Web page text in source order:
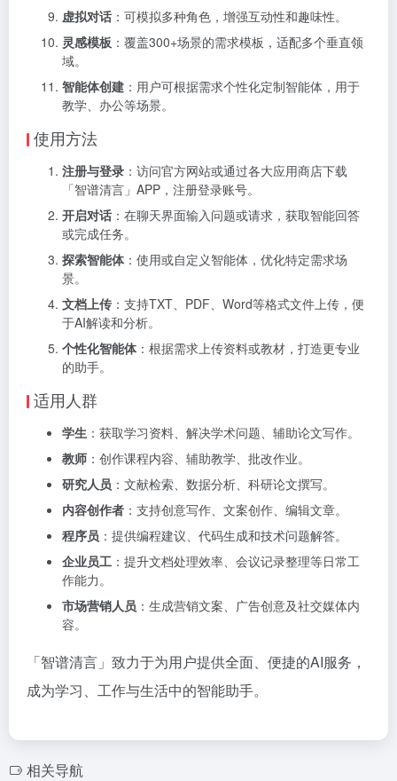
虚拟对话 ：可模拟多种角色，增强互动性和趣味性。
灵感模板 ：覆盖300+场景的需求模板，适配多个垂直领
域。
智能体创建 ：用户可根据需求个性化定制智能体，用于
教学、办公等场景。
使用方法
注册与登录 ：访问官方网站或通过各大应用商店下载
「智谱清言」APP，注册登录账号。
开启对话 ：在聊天界面输入问题或请求，获取智能回答
或完成任务。
探索智能体：使用或自定义智能体，优化特定需求场
景。
文档上传 ：支持TXT、PDF、Word等格式文件上传，便
于AI解读和分析。
个性化智能体：根据需求上传资料或教材，打造更专业
的助手。
适用人群
学生 ：获取学习资料、解决学术问题、辅助论文写作。
教师 ：创作课程内容、辅助教学、批改作业。
研究人员 ：文献检索、数据分析、科研论文撰写。
内容创作者 ：支持创意写作、文案创作、编辑文章。
程序员 ：提供编程建议、代码生成和技术问题解答。
企业员工 ：提升文档处理效率、会议记录整理等日常工
作能力。
市场营销人员 ：生成营销文案、广告创意及社交媒体内
容。
「智谱清言」致力于为用户提供全面、便捷的AI服务，
成为学习、工作与生活中的智能助手。
相关导航